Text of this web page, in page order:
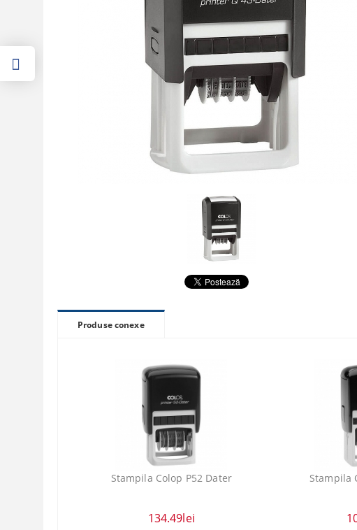
Produse conexe
Stampila Colop P52 Dater
134.49lei
Stampila